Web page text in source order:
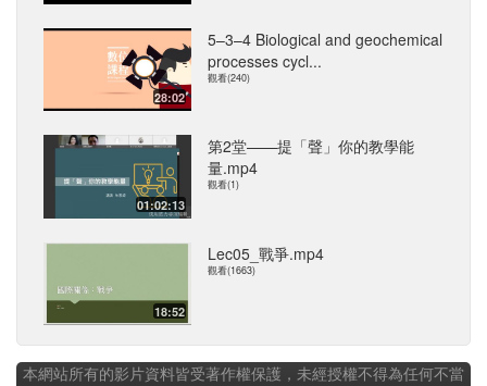
28:02
5–3–4 Biological and geochemical
processes cycl...
觀看(240)
01:02:13
第2堂——提「聲」你的教學能
量.mp4
觀看(1)
18:52
Lec05_戰爭.mp4
觀看(1663)
本網站所有的影片資料皆受著作權保護，未經授權不得為任何不當